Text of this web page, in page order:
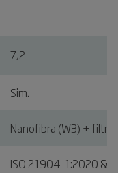
7,2
Sim.
Nanofibra (W3) + filtro
ISO 21904-1:2020 &